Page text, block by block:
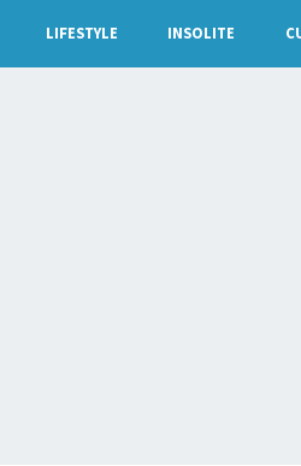
LIFESTYLE INSOLITE